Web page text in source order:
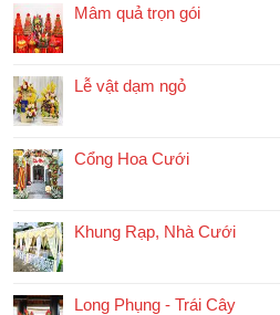
Mâm quả trọn gói
Lễ vật dạm ngỏ
Cổng Hoa Cưới
Khung Rạp, Nhà Cưới
Long Phụng - Trái Cây